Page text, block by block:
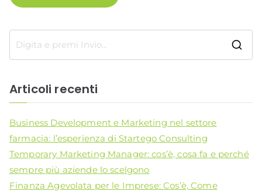
Articoli recenti
Business Development e Marketing nel settore
farmacia: l’esperienza di Startego Consulting
Temporary Marketing Manager: cos’è, cosa fa e perché
sempre più aziende lo scelgono
Finanza Agevolata per le Imprese: Cos’è, Come